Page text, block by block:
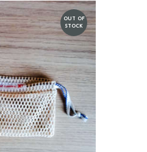
OUT OF
STOCK